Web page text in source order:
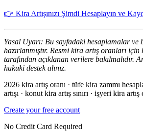
👉 Kira Artışınızı Şimdi Hesaplayın ve
Yasal Uyarı: Bu sayfadaki hesaplamalar
hazırlanmıştır. Resmi kira artış oranları
tarafından açıklanan verilere bakılmalıdır.
hukuki destek alınız.
2026 kira artış oranı · tüfe kira zammı
artışı · konut kira artış sınırı · işyeri kira artış
Create your free account
No Credit Card Required